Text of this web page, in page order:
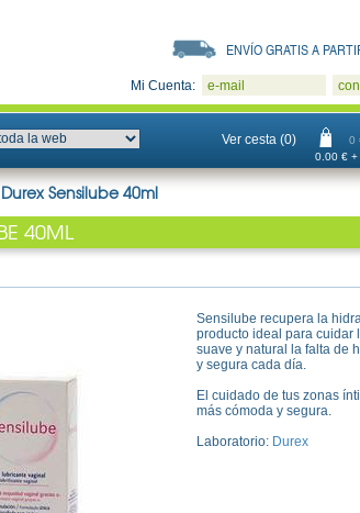
ENVÍO GRATIS A
Mi Cuenta: e-mail
Ver cesta (0) 0
0.00 € +
Durex Sensilube 40ml
40ML
Sensilube recupera la
producto ideal para cuidar
suave y natural la falta de
y segura cada día.
El cuidado de tus zonas
más cómoda y segura.
Laboratorio: Durex